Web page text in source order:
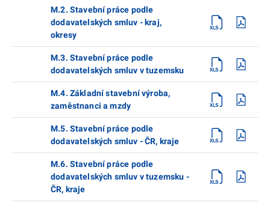
M.2. Stavební práce podle
dodavatelských smluv - kraj,
okresy
M.3. Stavební práce podle
dodavatelských smluv v tuzemsku
M.4. Základní stavební výroba,
zaměstnanci a mzdy
M.5. Stavební práce podle
dodavatelských smluv - ČR, kraje
M.6. Stavební práce podle
dodavatelských smluv v tuzemsku -
ČR, kraje